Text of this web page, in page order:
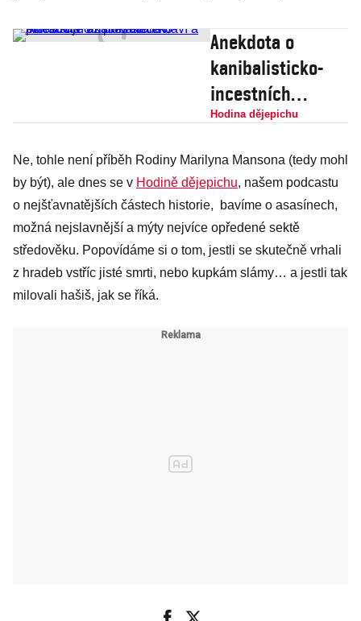
Anekdota o
kanibalisticko-
incestních
aristokratech
už přes sto let
Hodina dějepichu
Ne, tohle není příběh Rodiny Marilyna Mansona (tedy mohl
by být), ale dnes se v Hodině dějepichu, našem podcastu
o nejšťavnatějších částech historie, bavíme o asasínech,
možná nejslavnější a mýty nejvíce opředené sektě
středověku. Popovídáme si o tom, jestli se skutečně vrhali
z hradeb vstříc jisté smrti, nebo kupkám slámy… a jestli tak
milovali hašiš, jak se říká.